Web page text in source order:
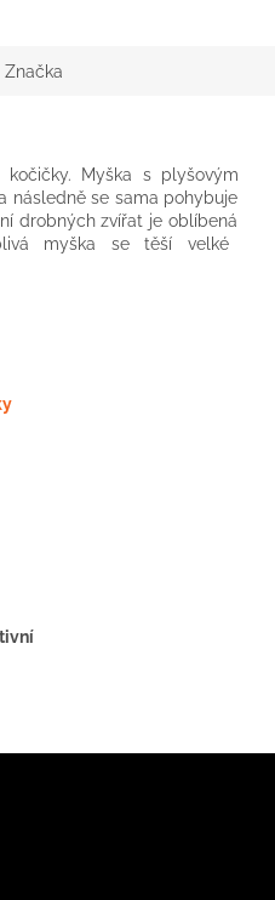
Značka
kočičky. Myška splyšovým
následně se sama pohybuje
drobnýchzvířat je oblíbená
myška se těší velké